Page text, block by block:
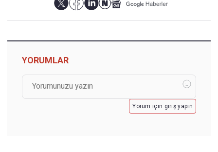
YORUMLAR
Yorum için giriş yapın